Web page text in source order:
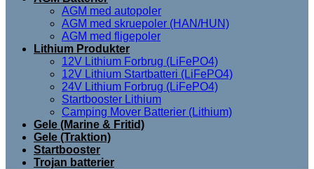
AGM med autopoler
AGM med skruepoler (HAN/HUN)
AGM med fligepoler
Lithium Produkter
12V Lithium Forbrug (LiFePO4)
12V Lithium Startbatteri (LiFePO4)
24V Lithium Forbrug (LiFePO4)
Startbooster Lithium
Camping Mover Batterier (Lithium)
Gele (Marine & Fritid)
Gele (Traktion)
Startbooster
Trojan batterier